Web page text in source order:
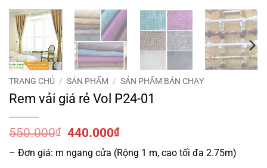
TRANG CHỦ / SẢN PHẨM / SẢN PHẨM BÁN CHẠY
Rem vải giá rẻ Vol P24-01
550.000₫ Giá
là:
440.000₫Giá
tại
– Đơn giá: m ngang cửa (Rộng 1 m, cao tối đa 2.75m)